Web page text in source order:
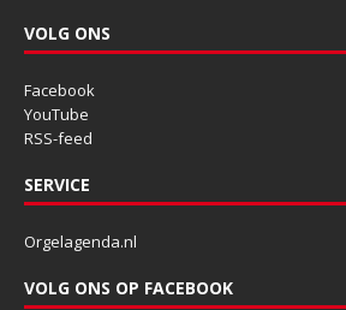
VOLG ONS
Facebook
YouTube
RSS-feed
SERVICE
Orgelagenda.nl
VOLG ONS OP FACEBOOK